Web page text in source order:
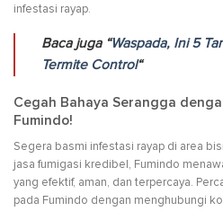
infestasi rayap.
Baca juga “Waspada, Ini 5
Termite Control“
Cegah Bahaya Serangga
Fumindo!
Segera basmi infestasi rayap di area
jasa fumigasi kredibel, Fumindo
yang efektif, aman, dan terpercaya.
pada Fumindo dengan menghubungi